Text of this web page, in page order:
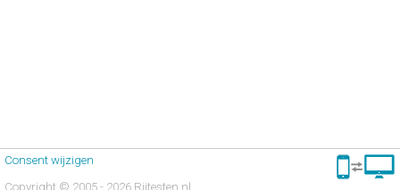
Consent wijzigen
Copyright © 2005 - 2026 Rijtesten.nl